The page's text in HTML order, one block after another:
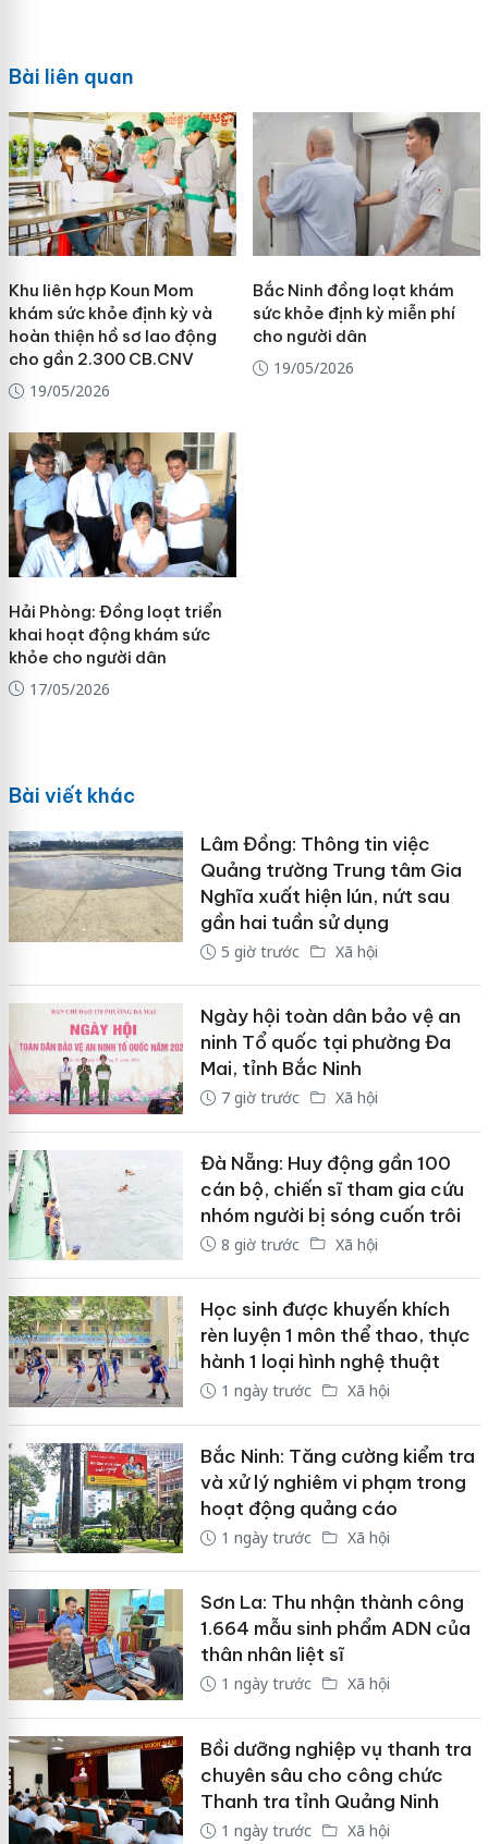
Bài liên quan
Khu liên hợp Koun Mom
khám sức khỏe định kỳ và
hoàn thiện hồ sơ lao động
cho gần 2.300 CB.CNV
19/05/2026
Bắc Ninh đồng loạt khám
sức khỏe định kỳ miễn phí
cho người dân
19/05/2026
Hải Phòng: Đồng loạt triển
khai hoạt động khám sức
khỏe cho người dân
17/05/2026
Bài viết khác
Lâm Đồng: Thông tin việc
Quảng trường Trung tâm Gia
Nghĩa xuất hiện lún, nứt sau
gần hai tuần sử dụng
5 giờ trước Xã hội
Ngày hội toàn dân bảo vệ an
ninh Tổ quốc tại phường Đa
Mai, tỉnh Bắc Ninh
7 giờ trước Xã hội
Đà Nẵng: Huy động gần 100
cán bộ, chiến sĩ tham gia cứu
nhóm người bị sóng cuốn trôi
8 giờ trước Xã hội
Học sinh được khuyến khích
rèn luyện 1 môn thể thao, thực
hành 1 loại hình nghệ thuật
1 ngày trước Xã hội
Bắc Ninh: Tăng cường kiểm tra
và xử lý nghiêm vi phạm trong
hoạt động quảng cáo
1 ngày trước Xã hội
Sơn La: Thu nhận thành công
1.664 mẫu sinh phẩm ADN của
thân nhân liệt sĩ
1 ngày trước Xã hội
Bồi dưỡng nghiệp vụ thanh tra
chuyên sâu cho công chức
Thanh tra tỉnh Quảng Ninh
1 ngày trước Xã hội